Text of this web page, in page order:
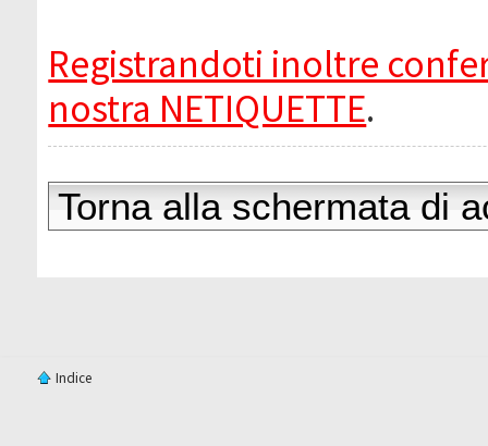
Registrandoti inoltre
nostra NETIQUETTE.
Torna alla schermata di
Indice